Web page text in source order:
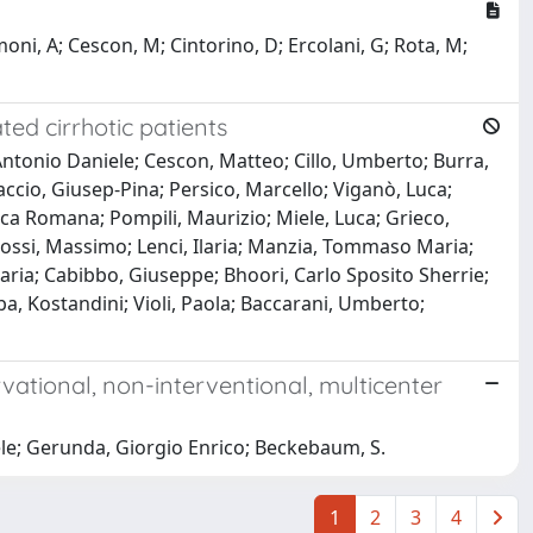
A; Cescon, M; Cintorino, D; Ercolani, G; Rota, M;
cirrhotic patients
Daniele; Cescon, Matteo; Cillo, Umberto; Burra,
Giusep-Pina; Persico, Marcello; Viganò, Luca;
Romana; Pompili, Maurizio; Miele, Luca; Grieco,
Massimo; Lenci, Ilaria; Manzia, Tommaso Maria;
Cabibbo, Giuseppe; Bhoori, Carlo Sposito Sherrie;
Kostandini; Violi, Paola; Baccarani, Umberto;
non-interventional, multicenter
Gerunda, Giorgio Enrico; Beckebaum, S.
1 2 3 4